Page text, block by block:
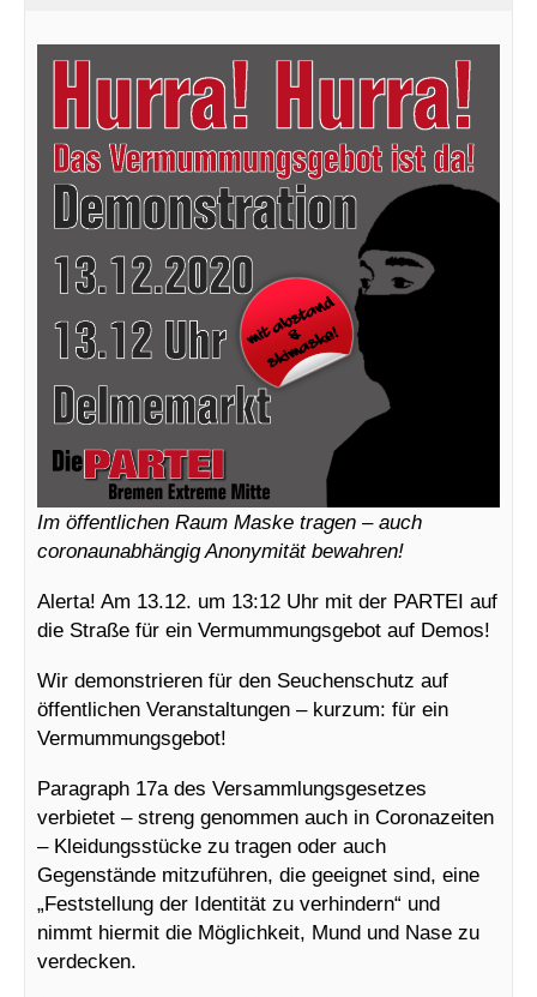
Im öffentlichen Raum Maske tragen – auch
coronaunabhängig Anonymität bewahren!
Alerta! Am 13.12. um 13:12 Uhr mit der PARTEI auf
die Straße für ein Vermummungsgebot auf Demos!
Wir demonstrieren für den Seuchenschutz auf
öffentlichen Veranstaltungen – kurzum: für ein
Vermummungsgebot!
Paragraph 17a des Versammlungsgesetzes
verbietet – streng genommen auch in Coronazeiten
– Kleidungsstücke zu tragen oder auch
Gegenstände mitzuführen, die geeignet sind, eine
„Feststellung der Identität zu verhindern“ und
nimmt hiermit die Möglichkeit, Mund und Nase zu
verdecken.